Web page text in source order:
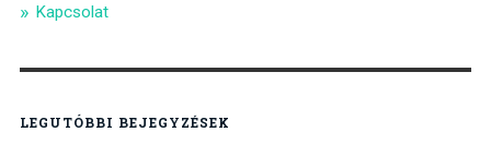
Kapcsolat
LEGUTÓBBI BEJEGYZÉSEK